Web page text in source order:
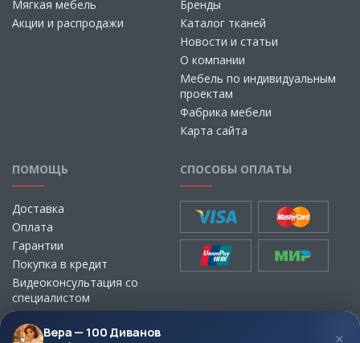
Мягкая мебель
Акции и распродажи
Бренды
Каталог тканей
Новости и статьи
О компании
Мебель по индивидуальным
проектам
Фабрика мебели
Карта сайта
ПОМОЩЬ
Доставка
Оплата
Гарантии
Покупка в кредит
Видеоконсультация со
специалистом
Выбор ткани для мебели без
визита в магазин
СПОСОБЫ ОПЛАТЫ
Вера — 100 Диванов